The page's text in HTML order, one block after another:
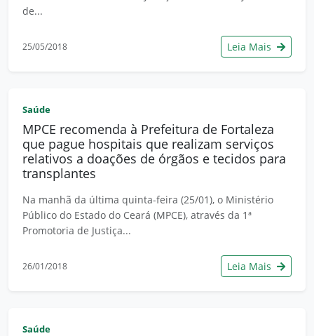
de...
25/05/2018 Leia Mais
Saúde
MPCE recomenda à Prefeitura de Fortaleza
que pague hospitais que realizam serviços
relativos a doações de órgãos e tecidos para
transplantes
Na manhã da última quinta-feira (25/01), o Ministério
Público do Estado do Ceará (MPCE), através da 1ª
Promotoria de Justiça...
26/01/2018 Leia Mais
Saúde